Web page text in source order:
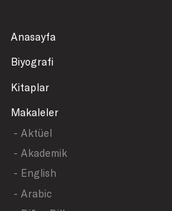
Anasayfa
Biyografi
Kitaplar
Makaleler
- Aktüel
- Akademik
- English
- Arabic